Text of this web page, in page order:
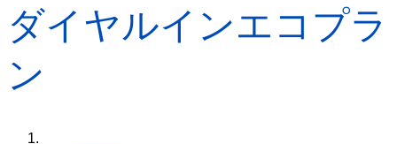
ダイヤルインエコプラ
ン